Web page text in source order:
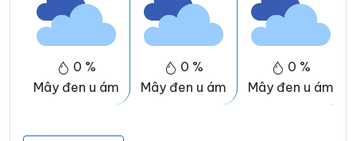
0 %
Mây đen u ám
0 %
Mây đen u ám
0 %
Mây đen u ám